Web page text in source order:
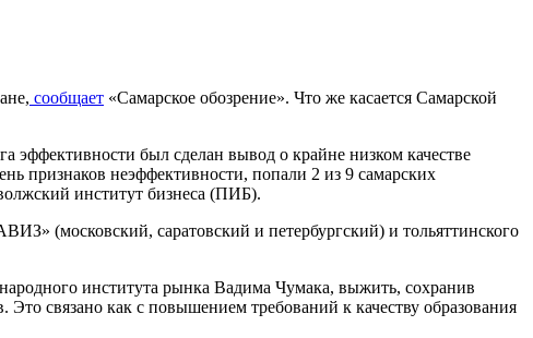
сообщает «Самарское обозрение». Что же касается Самарской
был сделан вывод о крайне низком качестве
признаков неэффективности, попали 2 из 9 самарских
институт бизнеса (ПИБ).
(московский, саратовский и петербургский) и тольяттинского
института рынка Вадима Чумака, выжить, сохранив
связано как с повышением требований к качеству образования